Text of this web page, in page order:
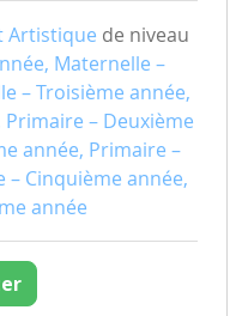
Artistique de niveau
Maternelle –
– Troisième année,
– Deuxième
année, Primaire –
Cinquième année,
année